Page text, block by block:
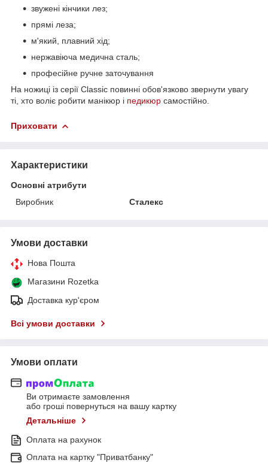
звужені кінчики лез;
прямі леза;
м'який, плавний хід;
нержавіюча медична сталь;
професійне ручне заточування
На ножиці із серії Classic повинні обов'язково звернути увагу
ті, хто воліє робити манікюр і педикюр самостійно.
Приховати
Характеристики
Основні атрибути
Виробник
Сталекс
Умови доставки
Нова Пошта
Магазини Rozetka
Доставка кур'єром
Всі умови доставки
Умови оплати
Ви отримаєте замовлення
або гроші повернуться на вашу картку
Детальніше
Оплата на рахунок
Оплата на картку "Приватбанку"